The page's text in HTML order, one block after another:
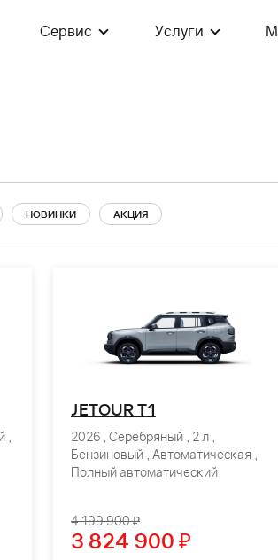
Сервис Услуги
НОВИНКИ АКЦИЯ
JETOUR T1
2026 , Серебряный , 2 л ,
Бензиновый , Автоматическая ,
Полный автоматический
4 199 900 ₽
3 824 900 ₽